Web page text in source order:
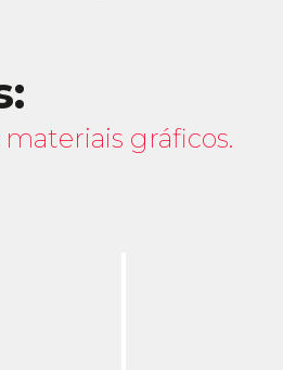
gráficos.